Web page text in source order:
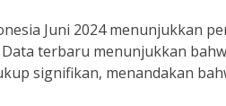
Juni 2024 menunjukkan
terbaru menunjukkan
signifikan, menandakan